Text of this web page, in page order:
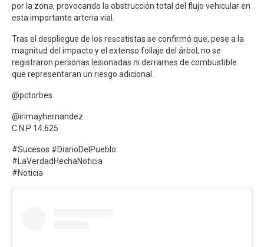
por la zona, provocando la obstrucción total del flujo vehicular en
esta importante arteria vial.
Tras el despliegue de los rescatistas se confirmó que, pese a la
magnitud del impacto y el extenso follaje del árbol, no se
registraron personas lesionadas ni derrames de combustible
que representaran un riesgo adicional.
@pctorbes
@irimayhernandez
C.N.P 14.625
#Sucesos #DiarioDelPueblo
#LaVerdadHechaNoticia
#Noticia